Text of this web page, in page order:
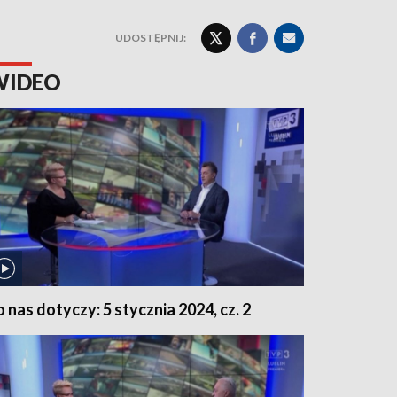
UDOSTĘPNIJ:
nas dotyczy: 5 stycznia 2024, cz. 2